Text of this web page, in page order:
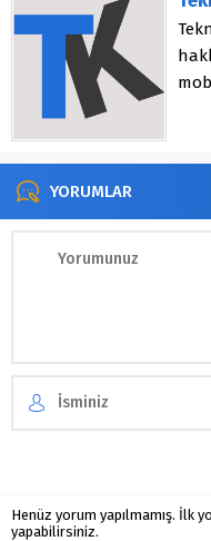
YORUMLAR
Henüz yorum yapılmamış. İlk
yapabilirsiniz.